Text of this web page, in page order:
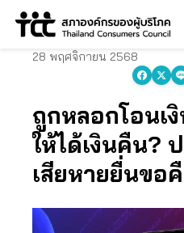
Skip
28 พฤศจิกายน 2568
ถูกหลอกโอนเ
ให้ได้เงินคืน?
เสียหายยื่นขอ